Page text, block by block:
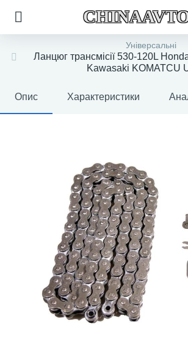
Універсальні
Ланцюг трансмісії 530-120L
Kawasaki KOMATCU
Опис Характеристики